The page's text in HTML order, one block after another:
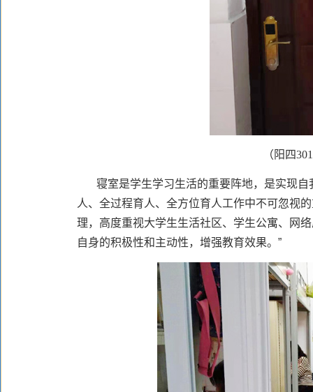
（阳四
寝室是学生学习生活的重要阵地，是实现
人、全过程育人、全方位育人工作中不可忽视
理，高度重视大学生生活社区、学生公寓、网
自身的积极性和主动性，增强教育效果。”